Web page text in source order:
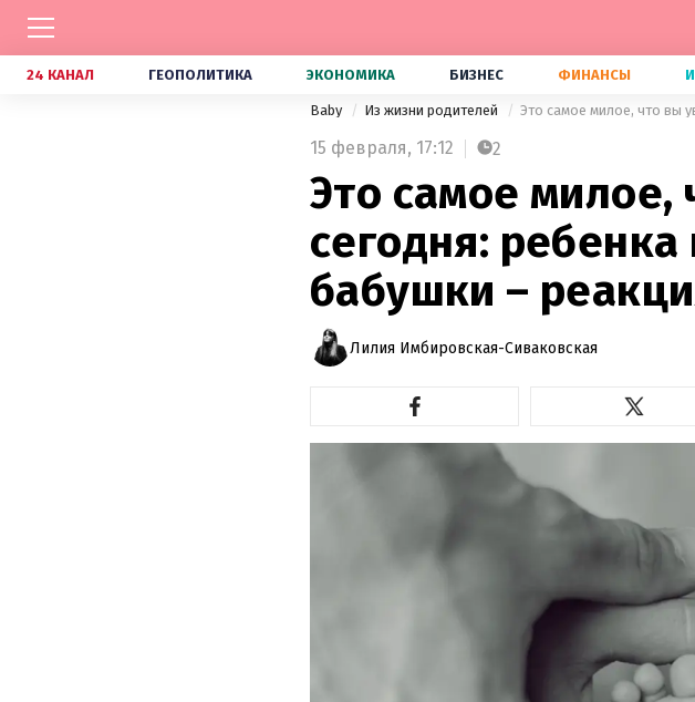
24 КАНАЛ ГЕОПОЛИТИКА ЭКОНОМИКА БИЗНЕС ФИНАНСЫ
Baby Из жизни родителей Это самое милое, что вы
15 февраля, 17:12 2
Это самое милое,
сегодня: ребенка
бабушки –
Лилия Имбировская-Сиваковская